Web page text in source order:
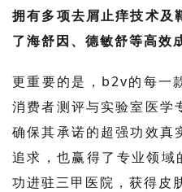
拥有多项去屑止痒技术及
了海舒因、德敏舒等高效
更重要的是，b2v的每一
消费者测评与实验室医学
确保其承诺的超强功效真
追求，也赢得了专业领
功进驻三甲医院，获得皮